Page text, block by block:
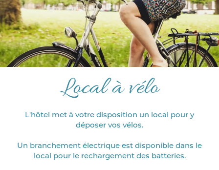
Local à vélo
L'hôtel met à votre disposition un local pour y
déposer vos vélos.
Un branchement électrique est disponible dans le
local pour le rechargement des batteries.